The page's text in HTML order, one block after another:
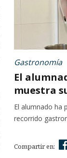
Gastronomía
El
muestra
El alumnado ha
recorrido
Compartir en: